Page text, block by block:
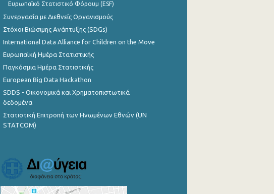
Ευρωπαϊκό Στατιστικό Φόρουμ (ESF)
Συνεργασία με Διεθνείς Οργανισμούς
Στόχοι Βιώσιμης Ανάπτυξης (SDGs)
International Data Alliance for Children on the Move
Ευρωπαϊκή Ημέρα Στατιστικής
Παγκόσμια Ημέρα Στατιστικής
European Big Data Hackathon
SDDS - Οικονομικά και Χρηματοπιστωτικά
δεδομένα
Στατιστική Επιτροπή των Ηνωμένων Εθνών (UN
STATCOM)